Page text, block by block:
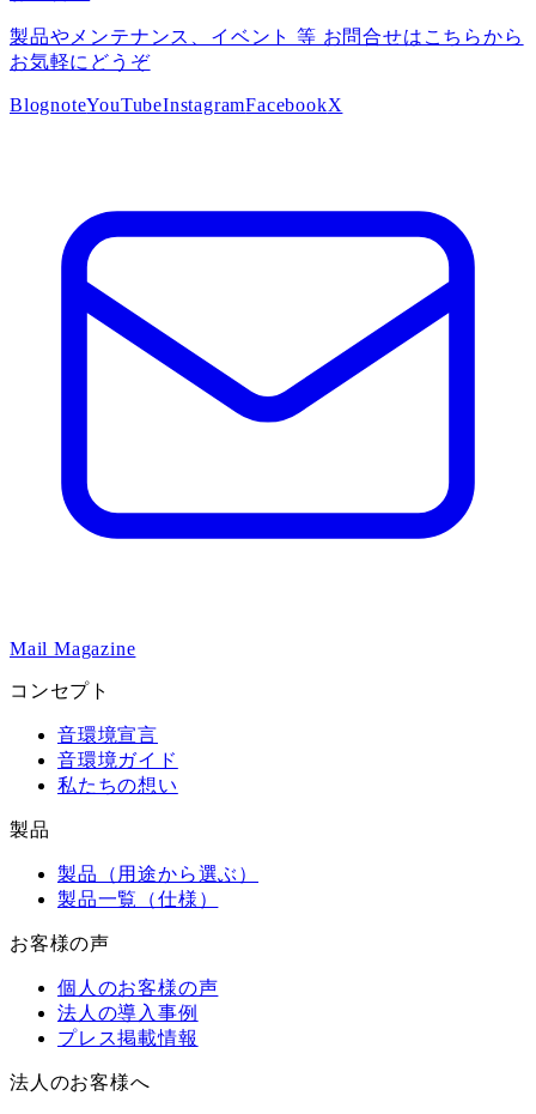
製品やメンテナンス、イベント 等 お問合せはこちらから
お気軽にどうぞ
BlognoteYouTubeInstagramFacebookX
Mail Magazine
コンセプト
音環境宣言
音環境ガイド
私たちの想い
製品
製品（用途から選ぶ）
製品一覧（仕様）
お客様の声
個人のお客様の声
法人の導入事例
プレス掲載情報
法人のお客様へ